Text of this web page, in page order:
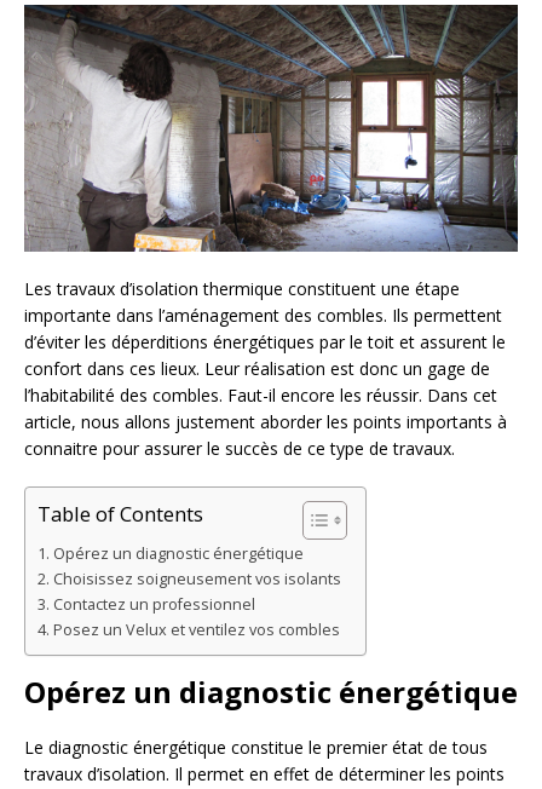
Les travaux d’isolation thermique constituent une étape
importante dans l’aménagement des combles. Ils permettent
d’éviter les déperditions énergétiques par le toit et assurent le
confort dans ces lieux. Leur réalisation est donc un gage de
l’habitabilité des combles. Faut-il encore les réussir. Dans cet
article, nous allons justement aborder les points importants à
connaitre pour assurer le succès de ce type de travaux.
Table of Contents
Opérez un diagnostic énergétique
Choisissez soigneusement vos isolants
Contactez un professionnel
Posez un Velux et ventilez vos combles
Opérez un diagnostic énergétique
Le diagnostic énergétique constitue le premier état de tous
travaux d’isolation. Il permet en effet de déterminer les points